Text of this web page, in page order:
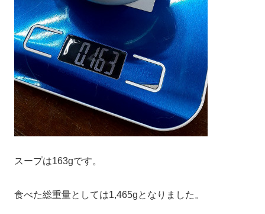
スープは163gです。
食べた総重量としては1,465gとなりました。